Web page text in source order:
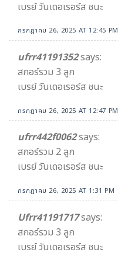
เบรย์ วันเดอเรอร์ส ชนะ
กรกฎาคม 26, 2025 AT 12:45 PM
ufrr41191352says:
สกอร์รวม 3 ลูก
เบรย์ วันเดอเรอร์ส ชนะ
กรกฎาคม 26, 2025 AT 12:47 PM
ufrr442f0062says:
สกอร์รวม 2 ลูก
เบรย์ วันเดอเรอร์ส ชนะ
กรกฎาคม 26, 2025 AT 1:31 PM
Ufrr41191717says:
สกอร์รวม 3 ลูก
เบรย์ วันเดอเรอร์ส ชนะ